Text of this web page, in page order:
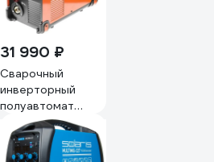
31 990 ₽
Сварочный
инверторный
полуавтомат
Wester MIG-200i
MIG/MAG/MMA
40-200A 0.8-1.2